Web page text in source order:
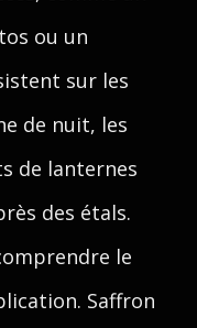
ou un
sur les
de nuit, les
de lanternes
des étals.
le
Saffron